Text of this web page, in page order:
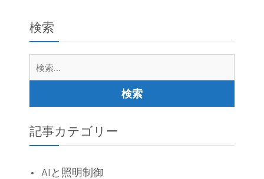
検索
記事カテゴリー
AIと照明制御